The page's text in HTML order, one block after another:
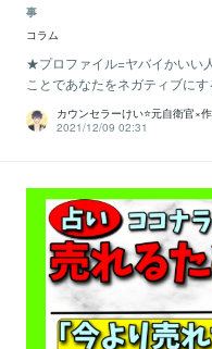
事
コラム
★プロファイル=ヤバイかいい
ことであなたをネガティブに
カウンセラーけい⭐️元自衛官×
2021/12/09 02:31